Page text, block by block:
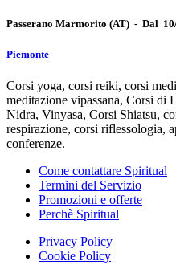
Passerano Marmorito (AT) - Dal
Piemonte
Corsi yoga, corsi reiki, corsi
meditazione vipassana, Corsi di
Nidra, Vinyasa, Corsi Shiatsu,
respirazione, corsi riflessologia,
conferenze.
Come contattare Spiritual
Termini del Servizio
Promozioni e offerte
Perchè Spiritual
Privacy Policy
Cookie Policy